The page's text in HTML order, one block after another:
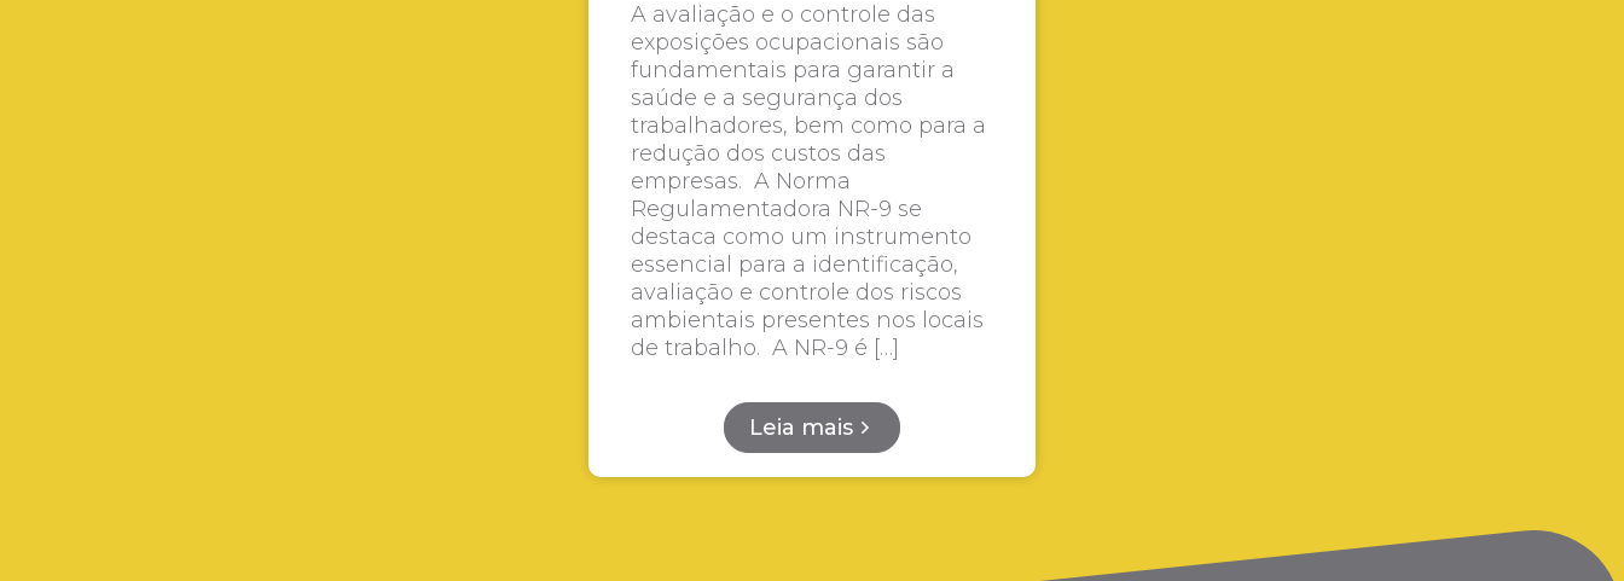
A avaliação e o controle das
exposições ocupacionais são
fundamentais para garantir a
saúde e a segurança dos
trabalhadores, bem como para a
redução dos custos das
empresas. A Norma
Regulamentadora NR-9 se
destaca como um instrumento
essencial para a identificação,
avaliação e controle dos riscos
ambientais presentes nos locais
de trabalho. A NR-9 é […]
Leia mais